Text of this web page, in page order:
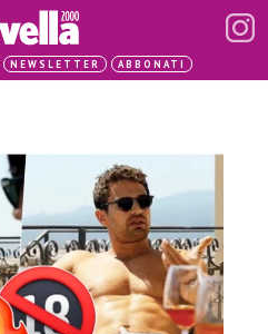
NEWSLETTER ABBONATI